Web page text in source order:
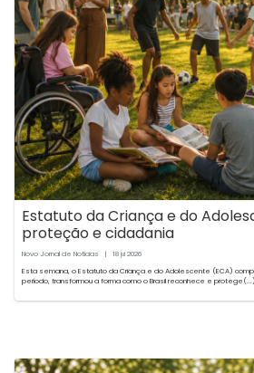
Estatuto da Criança e do
proteção e cidadania
Novo Jornal de Notícias | 18 jul2026
Esta semana, o Estatuto da Criança e do Adolescente (ECA)
período, transformou a forma como o Brasil reconhece e protege(...)